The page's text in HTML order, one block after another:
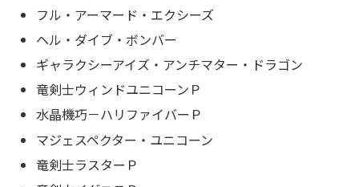
フル・アーマード・エクシーズ
ヘル・ダイブ・ボンバー
ギャラクシーアイズ・アンチマター・ドラゴン
竜剣士ウィンドユニコーンＰ
水晶機巧－ハリファイバーＰ
マジェスペクター・ユニコーン
竜剣士ラスターＰ